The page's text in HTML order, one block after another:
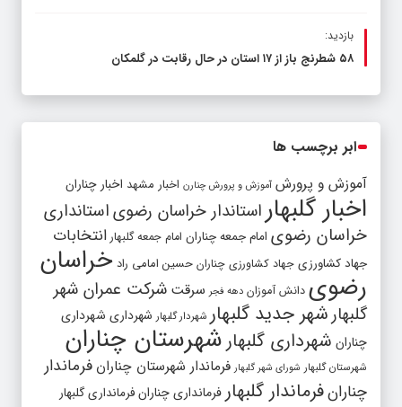
بازدید:
۵۸ شطرنج‌ باز از ۱۷ استان در حال رقابت در گلمکان
ابر برچسب ها
آموزش و پرورش آموزش و پرورش چنارن اخبار مشهد اخبار چناران
اخبار گلبهار استاندار خراسان رضویاستانداری
خراسان رضوی امام جمعه چناران امام جمعه گلبهار انتخابات
جهاد کشاورزی جهاد کشاورزی چناران حسین امامی راد خراسان
رضوی دانش آموزان دهه فجر سرقت شرکت عمران شهر
گلبهارشهر جدید گلبهار شهردار گلبهار شهرداری شهرداری
چناران شهرداری گلبهار شهرستان چناران
شهرستان گلبهار شورای شهر گلبهار فرماندار شهرستان چناران فرماندار
چنارانفرماندار گلبهار فرمانداری چنارانفرمانداری گلبهار